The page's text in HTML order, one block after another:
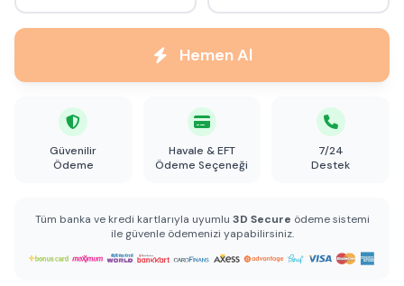
Hemen Al
Güvenilir
Ödeme
Havale & EFT
Ödeme Seçeneği
7/24
Destek
Tüm banka ve kredi kartlarıyla uyumlu 3D Secure ödeme sistemi
ile güvenle ödemenizi yapabilirsiniz.